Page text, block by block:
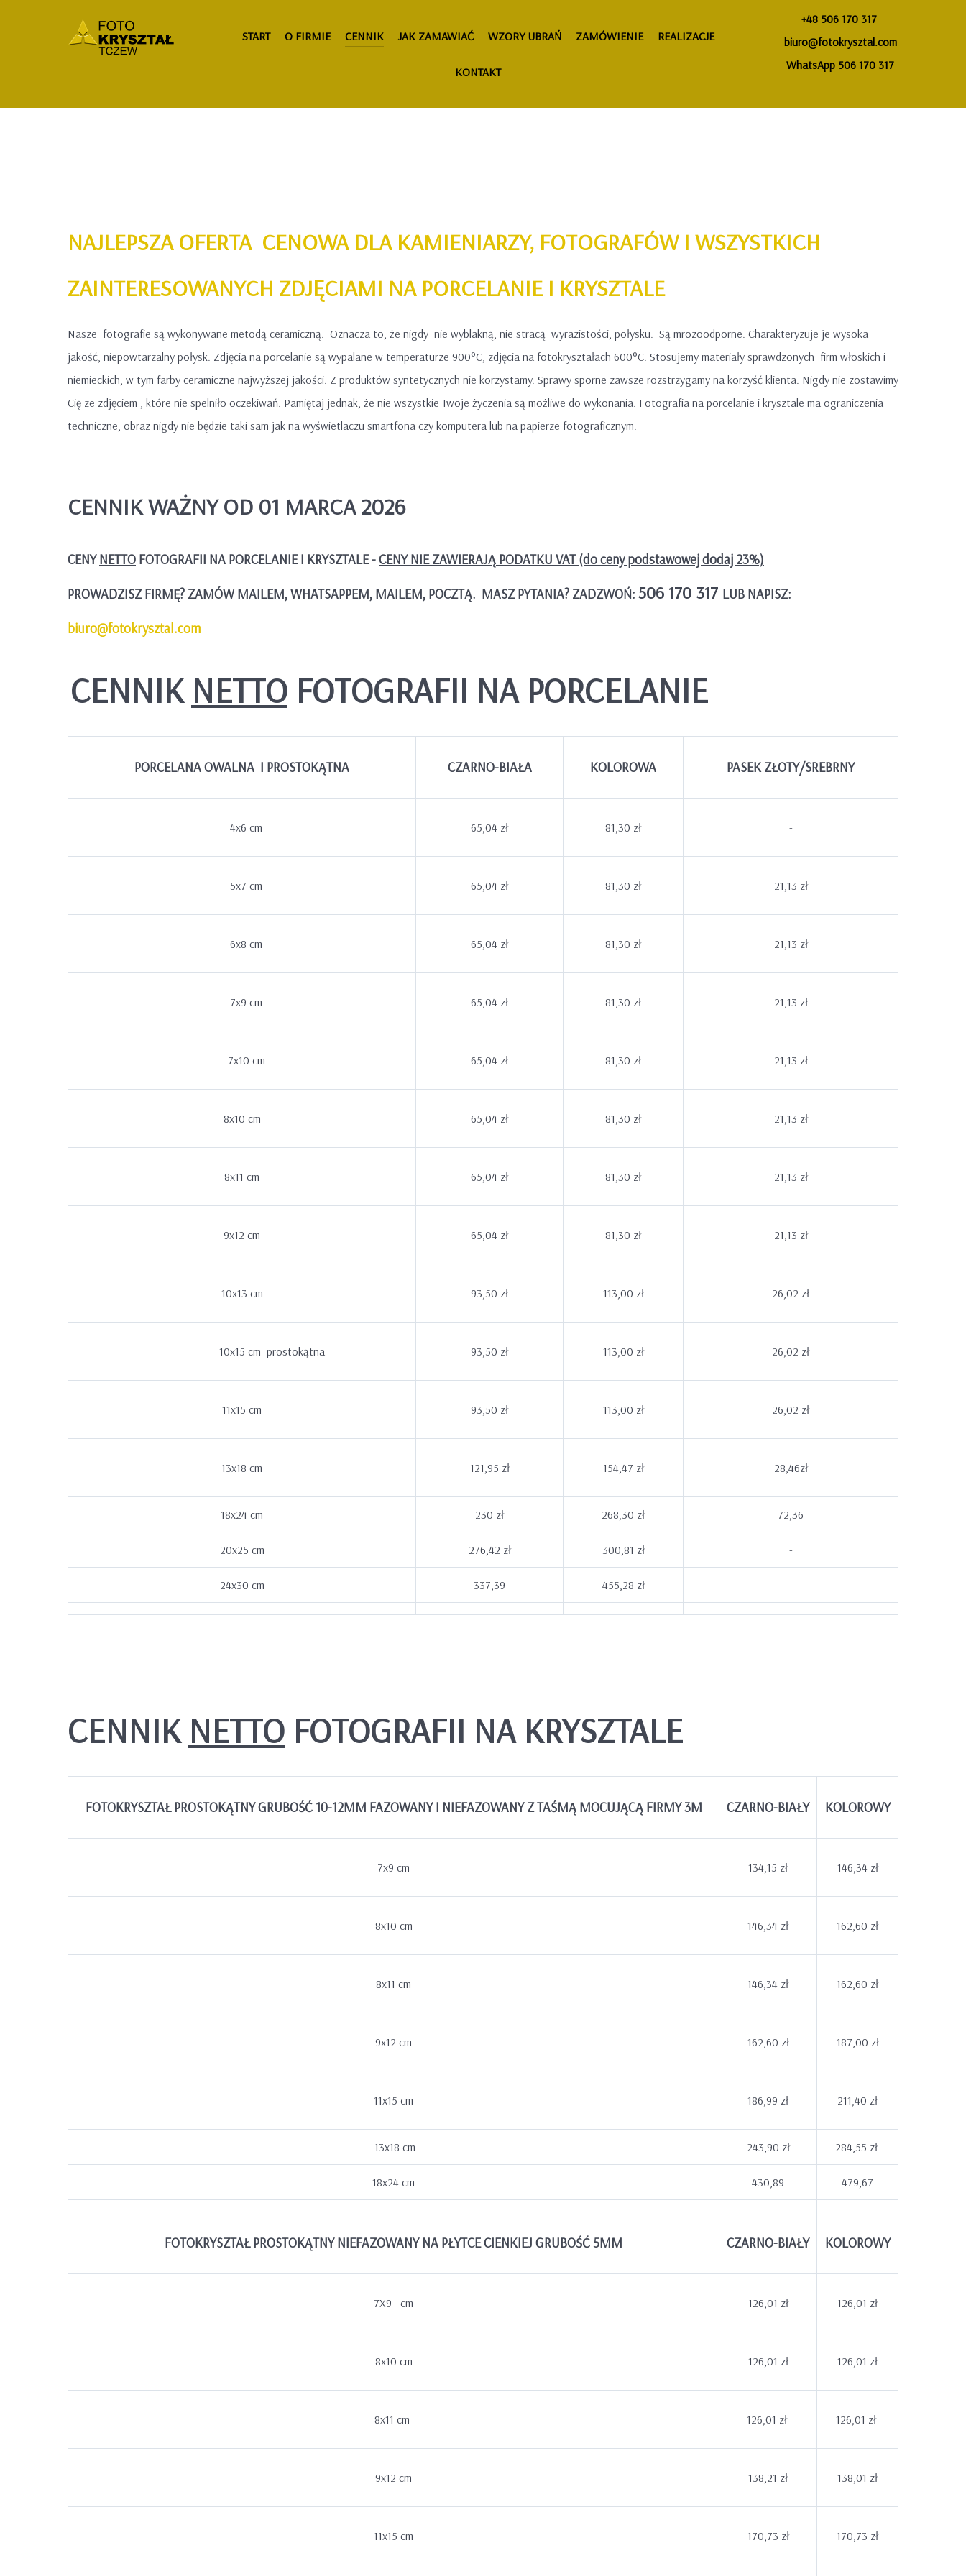
START O FIRMIE CENNIK JAK ZAMAWIAĆ WZORY UBRAŃ ZAMÓWIENIE REALIZACJE
KONTAKT
+48 506 170 317
biuro@fotokrysztal.com
WhatsApp 506 170 317
NAJLEPSZA OFERTA CENOWA DLA KAMIENIARZY, FOTOGRAFÓW I WSZYSTKICH
ZAINTERESOWANYCH ZDJĘCIAMI NA PORCELANIE I KRYSZTALE
Nasze fotografie są wykonywane metodą ceramiczną. Oznacza to, że nigdy nie wyblakną, nie stracą wyrazistości, połysku. Są mrozoodporne. Charakteryzuje je wysoka
jakość, niepowtarzalny połysk. Zdjęcia na porcelanie są wypalane w temperaturze 900°C, zdjęcia na fotokryształach 600°C. Stosujemy materiały sprawdzonych firm włoskich i
niemieckich, w tym farby ceramiczne najwyższej jakości. Z produktów syntetycznych nie korzystamy. Sprawy sporne zawsze rozstrzygamy na korzyść klienta. Nigdy nie zostawimy
Cię ze zdjęciem , które nie spelniło oczekiwań. Pamiętaj jednak, że nie wszystkie Twoje życzenia są możliwe do wykonania. Fotografia na porcelanie i krysztale ma ograniczenia
techniczne, obraz nigdy nie będzie taki sam jak na wyświetlaczu smartfona czy komputera lub na papierze fotograficznym.
CENNIK WAŻNY OD 01 MARCA 2026
CENYNETTO FOTOGRAFII NA PORCELANIE I KRYSZTALE -CENY NIE ZAWIERAJĄ PODATKU VAT (do ceny podstawowej dodaj 23%)
PROWADZISZ FIRMĘ? ZAMÓW MAILEM, WHATSAPPEM, MAILEM, POCZTĄ. MASZ PYTANIA? ZADZWOŃ: 506 170 317 LUB NAPISZ:
biuro@fotokrysztal.com
CENNIK NETTO FOTOGRAFII NA PORCELANIE
PORCELANA OWALNA I PROSTOKĄTNA CZARNO-BIAŁA KOLOROWA PASEK ZŁOTY/SREBRNY
4x6 cm 65,04 zł 81,30 zł -
5x7 cm 65,04 zł 81,30 zł 21,13 zł
6x8 cm 65,04 zł 81,30 zł 21,13 zł
7x9 cm 65,04 zł 81,30 zł 21,13 zł
7x10 cm 65,04 zł 81,30 zł 21,13 zł
8x10 cm 65,04 zł 81,30 zł 21,13 zł
8x11 cm 65,04 zł 81,30 zł 21,13 zł
9x12 cm 65,04 zł 81,30 zł 21,13 zł
10x13 cm 93,50 zł 113,00 zł 26,02 zł
10x15 cm prostokątna 93,50 zł 113,00 zł 26,02 zł
11x15 cm 93,50 zł 113,00 zł 26,02 zł
13x18 cm 121,95 zł 154,47 zł 28,46zł
18x24 cm 230 zł 268,30 zł 72,36
20x25 cm 276,42 zł 300,81 zł -
24x30 cm 337,39 455,28 zł -
CENNIK NETTO FOTOGRAFII NA KRYSZTALE
FOTOKRYSZTAŁ PROSTOKĄTNY GRUBOŚĆ 10-12MM FAZOWANY I NIEFAZOWANY Z TAŚMĄ MOCUJĄCĄ FIRMY 3M CZARNO-BIAŁY KOLOROWY
7x9 cm 134,15 zł 146,34 zł
8x10 cm 146,34 zł 162,60 zł
8x11 cm 146,34 zł 162,60 zł
9x12 cm 162,60 zł 187,00 zł
11x15 cm 186,99 zł 211,40 zł
13x18 cm 243,90 zł 284,55 zł
18x24 cm 430,89 479,67
FOTOKRYSZTAŁ PROSTOKĄTNY NIEFAZOWANY NA PŁYTCE CIENKIEJ GRUBOŚĆ 5MM CZARNO-BIAŁY KOLOROWY
7X9 cm 126,01 zł 126,01 zł
8x10 cm 126,01 zł 126,01 zł
8x11 cm 126,01 zł 126,01 zł
9x12 cm 138,21 zł 138,01 zł
11x15 cm 170,73 zł 170,73 zł